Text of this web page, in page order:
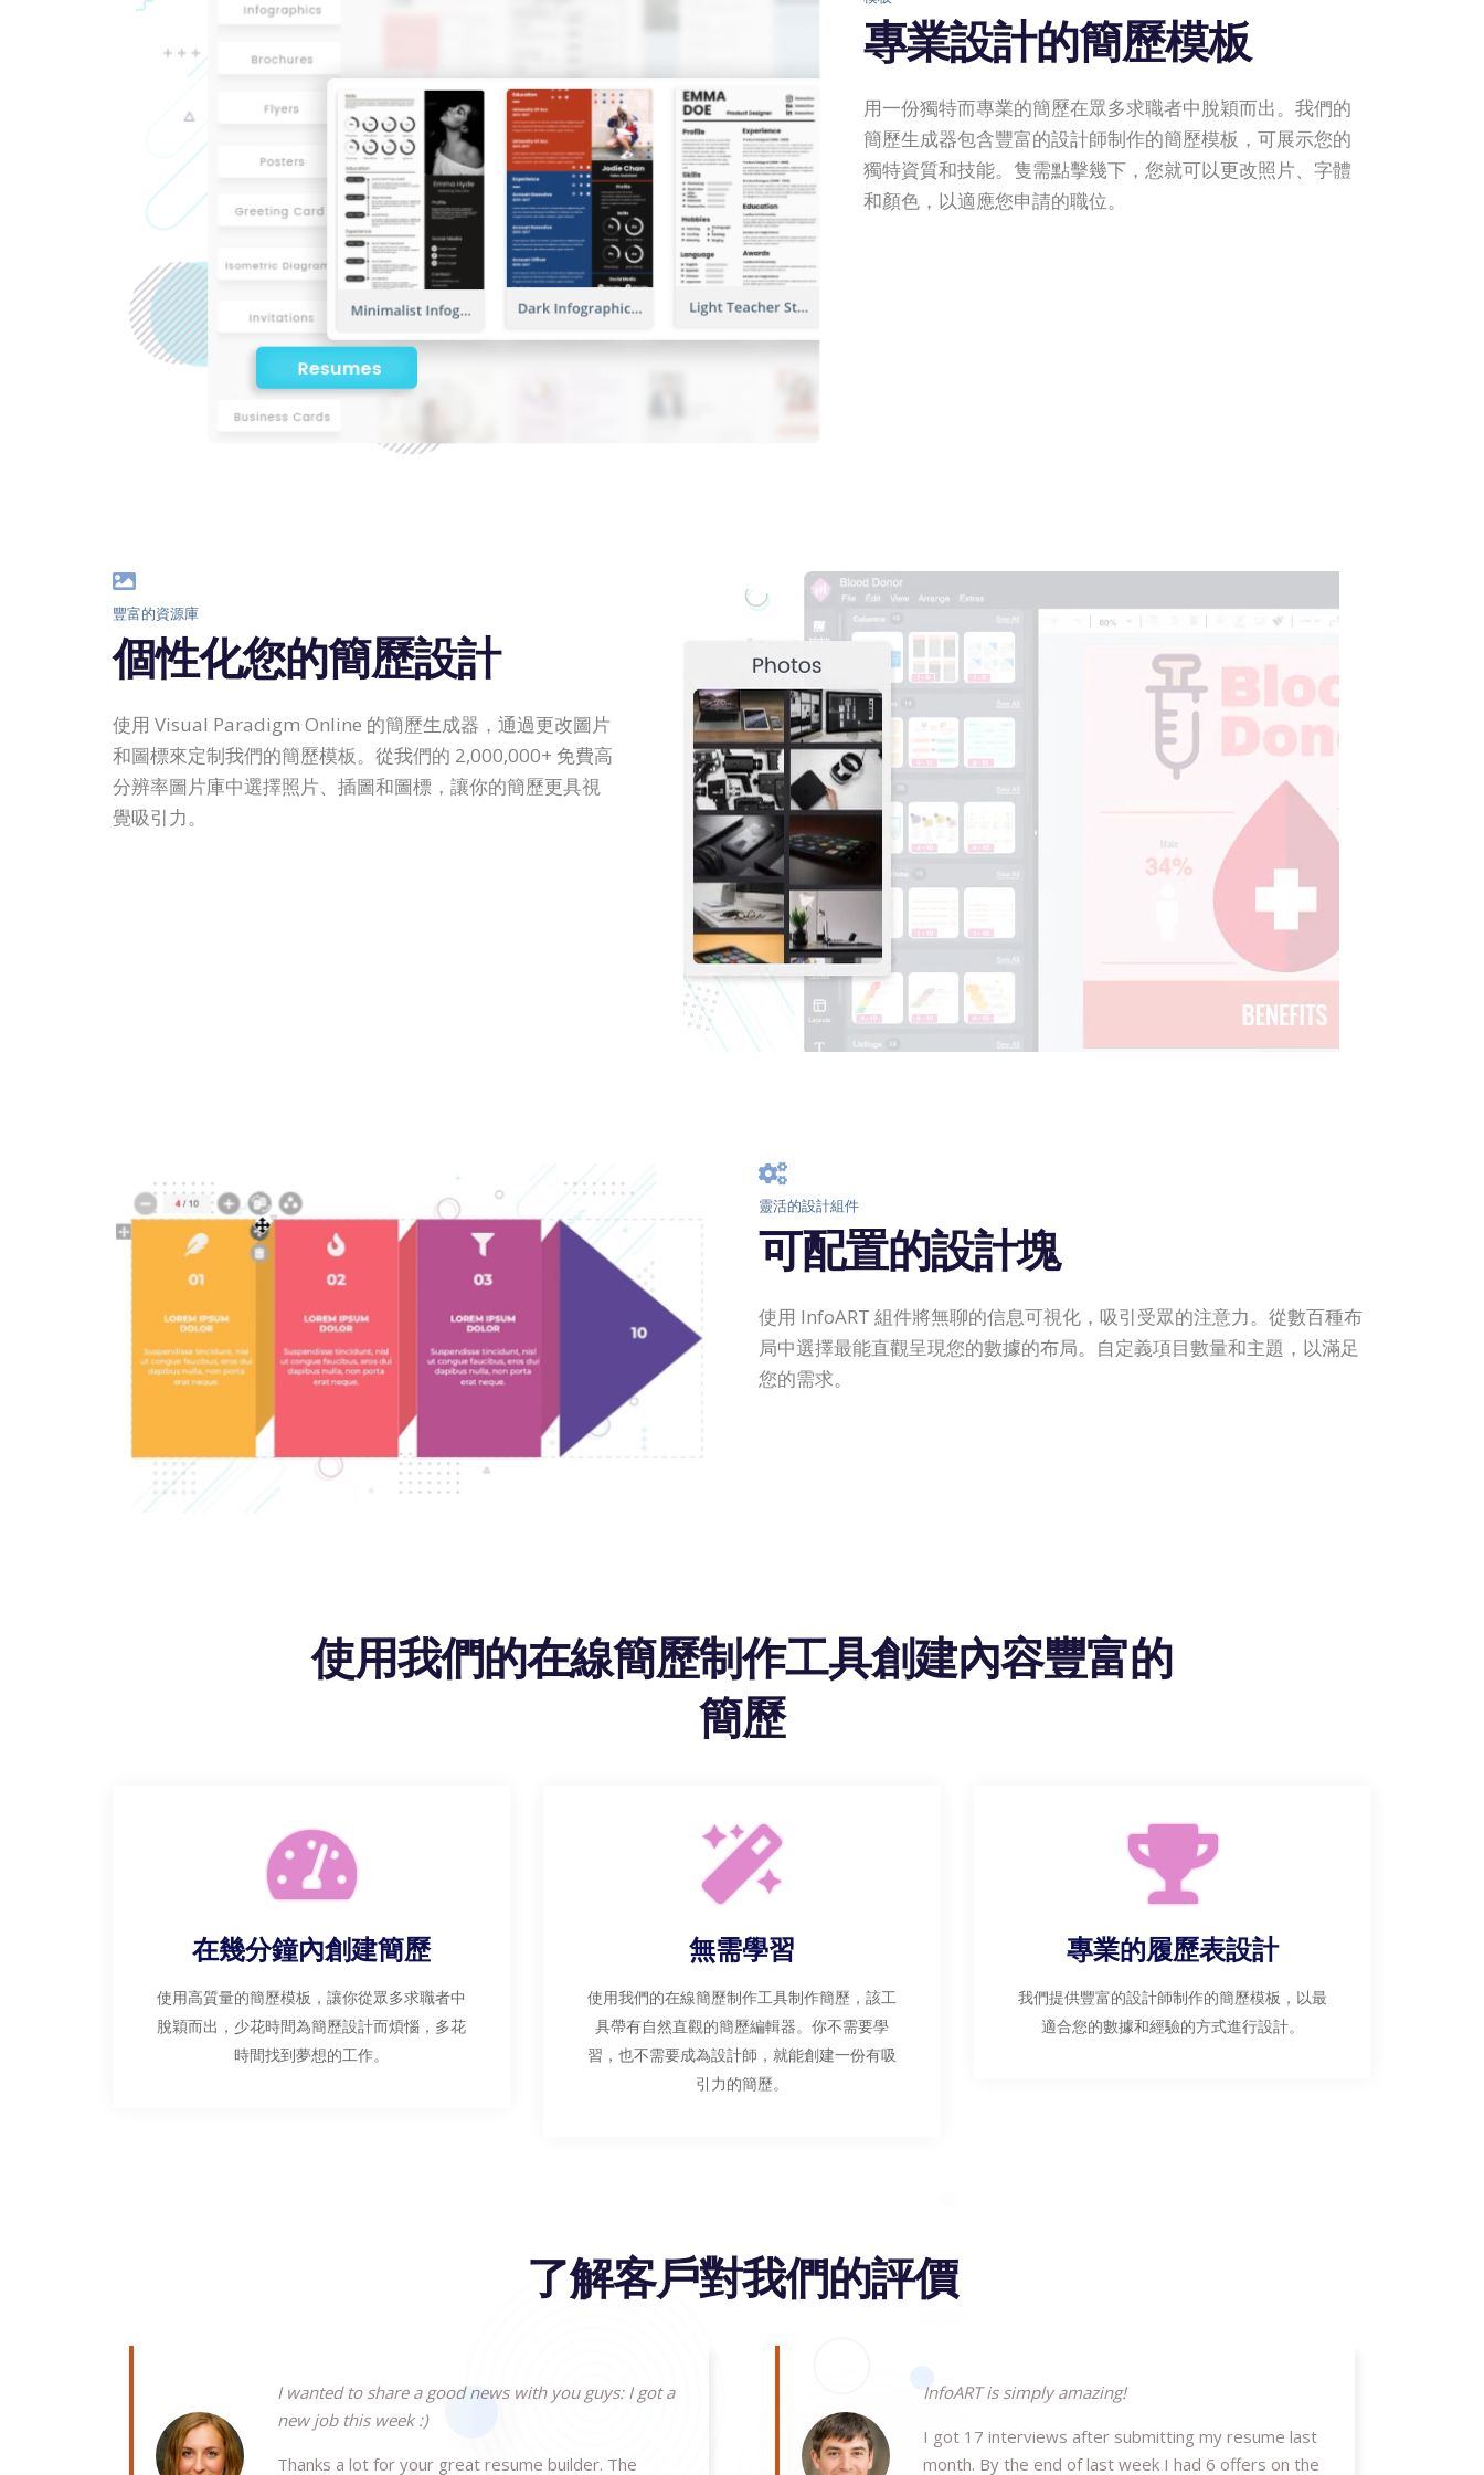
專業設計的簡歷模板
用一份獨特而專業的簡歷在眾多求職者中脫穎而出。我們的
簡歷生成器包含豐富的設計師制作的簡歷模板，可展示您的
獨特資質和技能。隻需點擊幾下，您就可以更改照片、字體
和顏色，以適應您申請的職位。
豐富的資源庫
個性化您的簡歷設計
使用 Visual Paradigm Online 的簡歷生成器，通過更改圖片
和圖標來定制我們的簡歷模板。從我們的 2,000,000+ 免費高
分辨率圖片庫中選擇照片、插圖和圖標，讓你的簡歷更具視
覺吸引力。
靈活的設計組件
可配置的設計塊
使用 InfoART 組件將無聊的信息可視化，吸引受眾的注意力。從數百種布
局中選擇最能直觀呈現您的數據的布局。自定義項目數量和主題，以滿足
您的需求。
使用我們的在線簡歷制作工具創建內容豐富的
簡歷
在幾分鐘內創建簡歷
使用高質量的簡歷模板，讓你從眾多求職者中
脫穎而出，少花時間為簡歷設計而煩惱，多花
時間找到夢想的工作。
無需學習
使用我們的在線簡歷制作工具制作簡歷，該工
具帶有自然直觀的簡歷編輯器。你不需要學
習，也不需要成為設計師，就能創建一份有吸
引力的簡歷。
專業的履歷表設計
我們提供豐富的設計師制作的簡歷模板，以最
適合您的數據和經驗的方式進行設計。
了解客戶對我們的評價
I wanted to share a good news with you guys: I got a
new job this week :)
Thanks a lot for your great resume builder. The
InfoART is simply amazing!
I got 17 interviews after submitting my resume last
month. By the end of last week I had 6 offers on the